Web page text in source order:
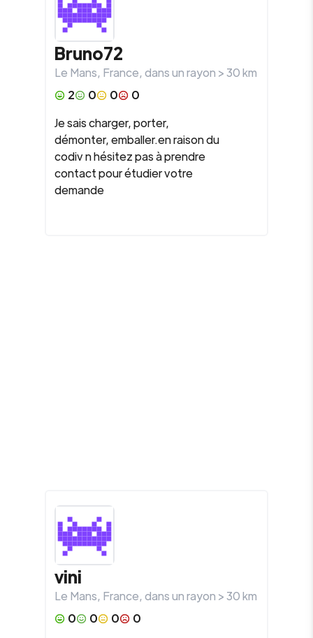
Bruno72
Le Mans, France, dans un rayon >30km
2
0 0
0
Je sais charger, porter,
démonter, emballer.en raison du
codiv n hésitez pas à prendre
contact pour étudier votre
demande
vini
Le Mans, France, dans un rayon >30km
0
0 0
0